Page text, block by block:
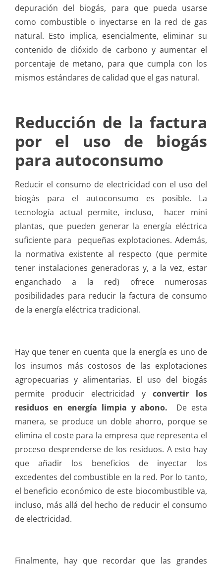
depuración del biogás, para que pueda usarse
como combustible o inyectarse en la red de gas
natural. Esto implica, esencialmente, eliminar su
contenido de dióxido de carbono y aumentar el
porcentaje de metano, para que cumpla con los
mismos estándares de calidad que el gas natural.
Reducción de la factura
por el uso de biogás
para autoconsumo
Reducir el consumo de electricidad con el uso del
biogás para el autoconsumo es posible. La
tecnología actual permite, incluso, hacer mini
plantas, que pueden generar la energía eléctrica
suficiente para pequeñas explotaciones. Además,
la normativa existente al respecto (que permite
tener instalaciones generadoras y, a la vez, estar
enganchado a la red) ofrece numerosas
posibilidades para reducir la factura de consumo
de la energía eléctrica tradicional.
Hay que tener en cuenta que la energía es uno de
los insumos más costosos de las explotaciones
agropecuarias y alimentarias. El uso del biogás
permite producir electricidad y convertir los
residuos en energía limpia y abono. De esta
manera, se produce un doble ahorro, porque se
elimina el coste para la empresa que representa el
proceso desprenderse de los residuos. A esto hay
que añadir los beneficios de inyectar los
excedentes del combustible en la red. Por lo tanto,
el beneficio económico de este biocombustible va,
incluso, más allá del hecho de reducir el consumo
de electricidad.
Finalmente, hay que recordar que las grandes